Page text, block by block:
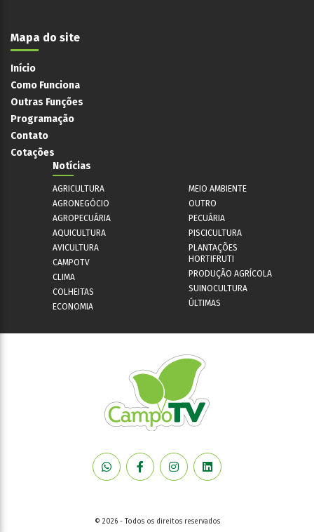
Mapa do site
Início
Como Funciona
Outras Funções
Programação
Contato
Cotações
Notícias
AGRICULTURA
AGRONEGÓCIO
AGROPECUÁRIA
AQUICULTURA
AVICULTURA
CAMPOTV
CLIMA
COLHEITAS
ECONOMIA
MEIO AMBIENTE
OUTRO
PECUÁRIA
PISCICULTURA
PLANTAÇÕES
HORTIFRUTI
PRODUÇÃO AGRÍCOLA
SUINOCULTURA
ÚLTIMAS
© 2026 - Todos os direitos reservados